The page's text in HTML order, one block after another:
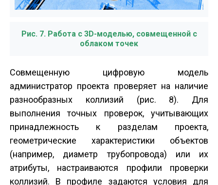
Рис. 7. Работа с 3D-моделью, совмещенной с
облаком точек
Совмещенную цифровую модель
администратор проекта проверяет на наличие
разнообразных коллизий (рис. 8). Для
выполнения точных проверок, учитывающих
принадлежность к разделам проекта,
геометрические характеристики объектов
(например, диаметр трубопровода) или их
атрибуты, настраиваются профили проверки
коллизий. В профиле задаются условия для